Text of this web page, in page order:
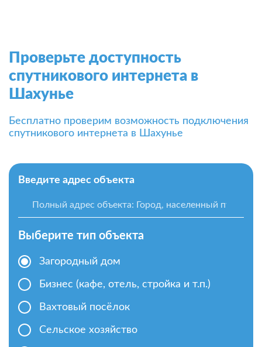
Проверьте доступность
спутникового интернета в
Шахунье
Бесплатно проверим возможность подключения
спутникового интернета в Шахунье
Введите адрес объекта
Выберите тип объекта
Загородный дом
Бизнес (кафе, отель, стройка и т.п.)
Вахтовый посёлок
Сельское хозяйство